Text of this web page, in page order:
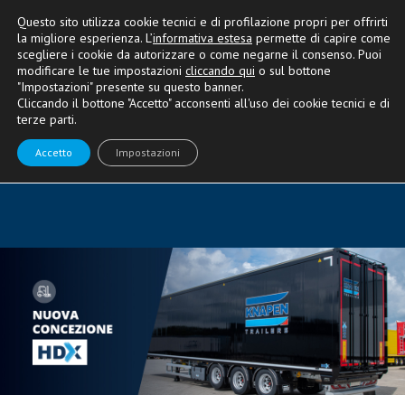
NOVITÀ
HDX, il trasporto senza
ostacoli
Questo sito utilizza cookie tecnici e di profilazione propri per offrirti
la migliore esperienza. L’informativa estesa permette di capire come
scegliere i cookie da autorizzare o come negarne il consenso. Puoi
modificare le tue impostazioni cliccando qui o sul bottone
"Impostazioni" presente su questo banner.
Cliccando il bottone "Accetto" acconsenti all'uso dei cookie tecnici e di
terze parti.
Accetto Impostazioni